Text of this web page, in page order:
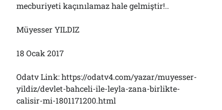
mecburiyeti kaçınılamaz hale gelmiştir!..
Müyesser YILDIZ
18 Ocak 2017
Odatv Link: https://odatv4.com/yazar/muyesser-
yildiz/devlet-bahceli-ile-leyla-zana-birlikte-
calisir-mi-1801171200.html